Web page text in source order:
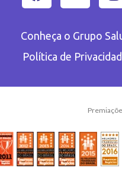
Conheça o Grupo
Política de